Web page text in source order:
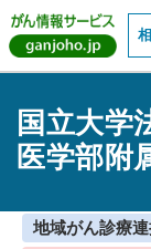
国立大
医学部附
地域がん診療